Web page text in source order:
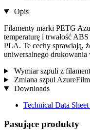
Opis
Filamenty marki PETG
temperaturę i trwałość
PLA. Te cechy sprawiają,
uniwersalnego drukowania
Wymiar szpuli z
Zmiana szpul AzureFilm
Downloads
Technical Data Sheet
Pasujące produkty